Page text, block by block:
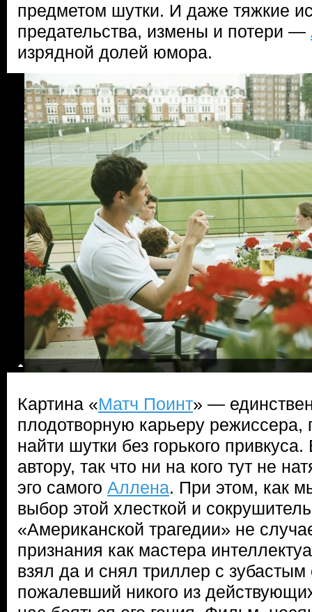
предметом шутки. И даже тяжкие
предательства, измены и потери —
изрядной долей юмора.
Картина «Матч Поинт» —
плодотворную карьеру режиссера,
найти шутки без горького
автору, так что ни на кого тут не
эго самого Аллена. При этом, как
выбор этой хлесткой и
«Американской трагедии» не
признания как мастера
взял да и снял триллер с
пожалевший никого из